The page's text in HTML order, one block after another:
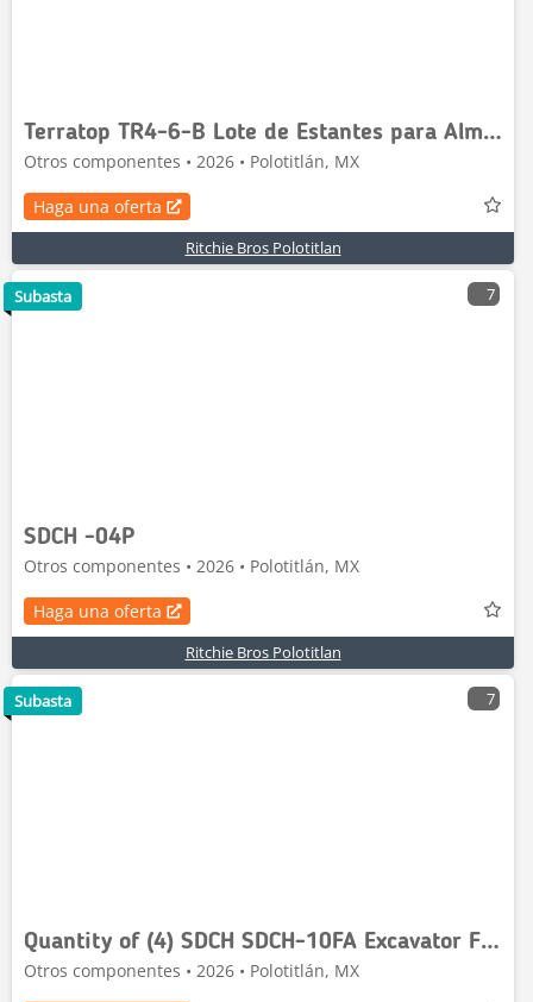
Terratop TR4-6-B Lote de Estantes para Almacen (Si
Otros componentes • 2026 • Polotitlán, MX
Haga una oferta
Ritchie Bros Polotitlan
7
SDCH -04P
Otros componentes • 2026 • Polotitlán, MX
Haga una oferta
Ritchie Bros Polotitlan
Subasta
7
Quantity of (4) SDCH SDCH-10FA Excavator Filter a
Otros componentes • 2026 • Polotitlán, MX
Subasta